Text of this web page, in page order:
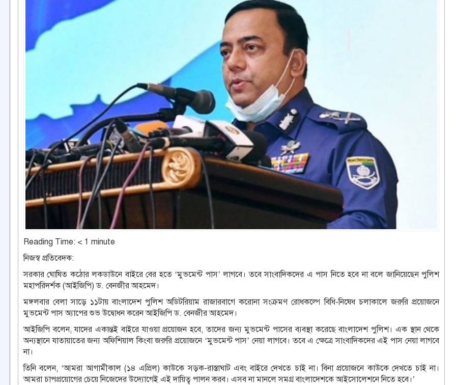
Reading Time: < 1 minute
নিজস্ব প্রতিবেদক:
সরকার ঘোষিত কঠোর লকডাউনে বাইরে বের হতে ‘মুভমেন্ট পাস’ লাগবে। তবে সাংবাদিকদের এ পাস নিতে হবে না বলে জানিয়েছেন পুলিশ
মহাপরিদর্শক (আইজিপি) ড. বেনজীর আহমেদ।
মঙ্গলবার বেলা সাড়ে ১১টায় বাংলাদেশ পুলিশ অডিটরিয়াম রাজারবাগে করোনা সংক্রমণ রোধকল্পে বিধি-নিষেধ চলাকালে জরুরি প্রয়োজনে
মুভমেন্ট পাস অ্যাপের শুভ উদ্বোধন করেন আইজিপি ড. বেনজীর আহমেদ।
আইজিপি বলেন, যাদের একান্তই বাইরে যাওয়া প্রয়োজন হবে, তাদের জন্য মুভমেন্ট পাসের ব্যবস্থা করেছে বাংলাদেশ পুলিশ। এক স্থান থেকে
অন্যস্থানে যাতায়াতের জন্য অফিশিয়াল কিংবা জরুরি প্রয়োজনে ‘মুভমেন্ট পাস’ নেয়া লাগবে। তবে এ ক্ষেত্রে সাংবাদিকদের এই পাস নেয়া লাগবে
না।
তিনি বলেন, ‘আমরা আগামীকাল (১৪ এপ্রিল) কাউকে সড়ক-রাস্তাঘাট এবং বাইরে দেখতে চাই না। বিনা প্রয়োজনে কাউকে দেখতে চাই না।
আমরা চাপপ্রয়োগের চেয়ে নিজেদের উদ্যোগেই এই দায়িত্ব পালন করব। এসব না মানলে সমগ্র বাংলাদেশকে আইসোলেশনে নিতে হবে।’